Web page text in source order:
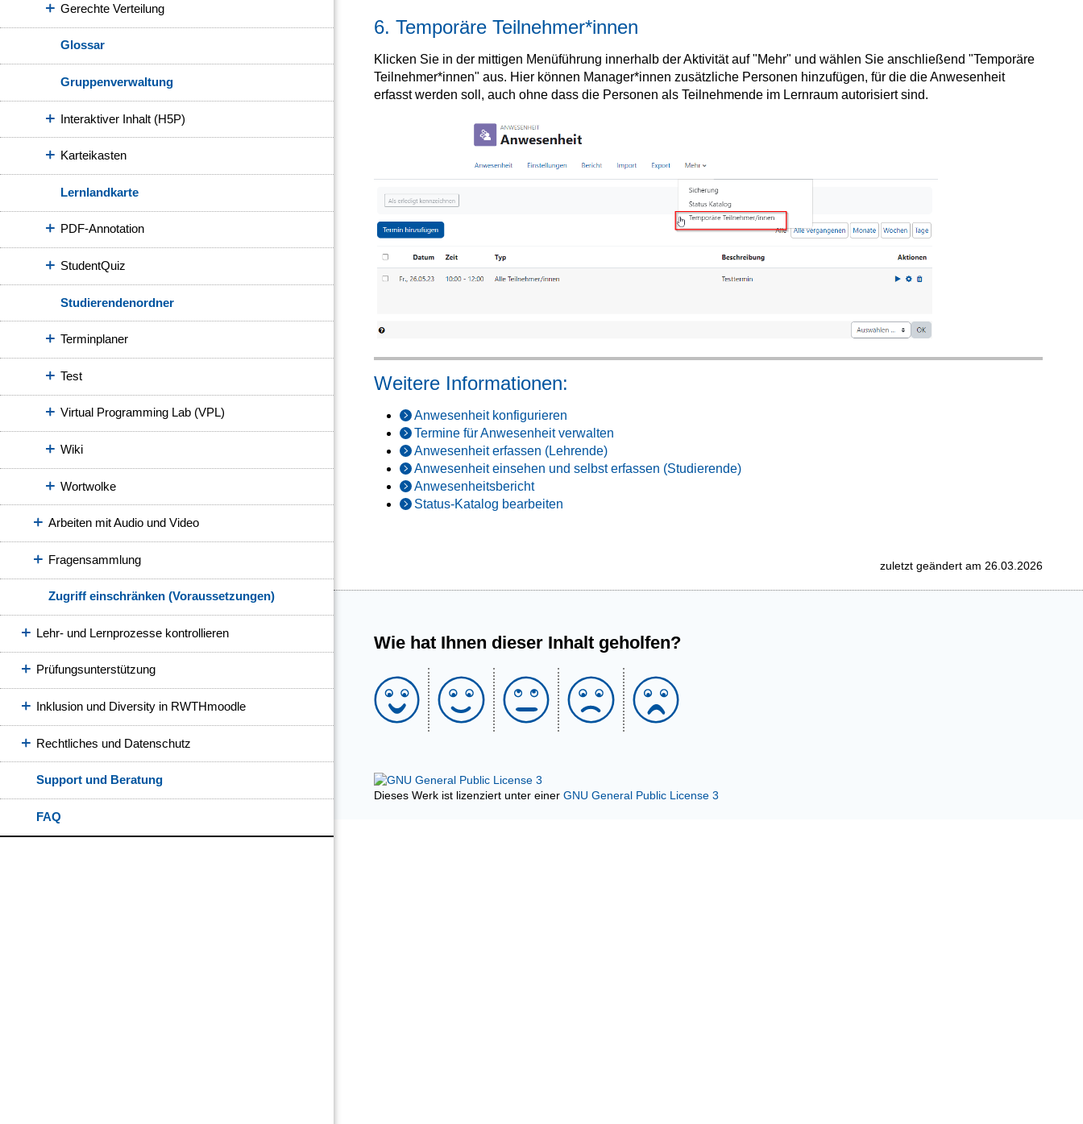
Gerechte Verteilung
Glossar
Gruppenverwaltung
Interaktiver Inhalt (H5P)
Karteikasten
Lernlandkarte
PDF-Annotation
StudentQuiz
Studierendenordner
Terminplaner
Test
Virtual Programming Lab (VPL)
Wiki
Wortwolke
Arbeiten mit Audio und Video
Fragensammlung
Zugriff einschränken (Voraussetzungen)
Lehr- und Lernprozesse kontrollieren
Prüfungsunterstützung
Inklusion und Diversity in RWTHmoodle
Rechtliches und Datenschutz
Support und Beratung
FAQ
6. Temporäre Teilnehmer*innen
Klicken Sie in der mittigen Menüführung innerhalb der Aktivität auf "Mehr" und wählen Sie anschließend "Temporäre
Teilnehmer*innen" aus. Hier können Manager*innen zusätzliche Personen hinzufügen, für die die Anwesenheit
erfasst werden soll, auch ohne dass die Personen als Teilnehmende im Lernraum autorisiert sind.
Weitere Informationen:
Anwesenheit konfigurieren
Termine für Anwesenheit verwalten
Anwesenheit erfassen (Lehrende)
Anwesenheit einsehen und selbst erfassen (Studierende)
Anwesenheitsbericht
Status-Katalog bearbeiten
zuletzt geändert am 26.03.2026
Wie hat Ihnen dieser Inhalt geholfen?
Dieses Werk ist lizenziert unter einer GNU General Public License 3